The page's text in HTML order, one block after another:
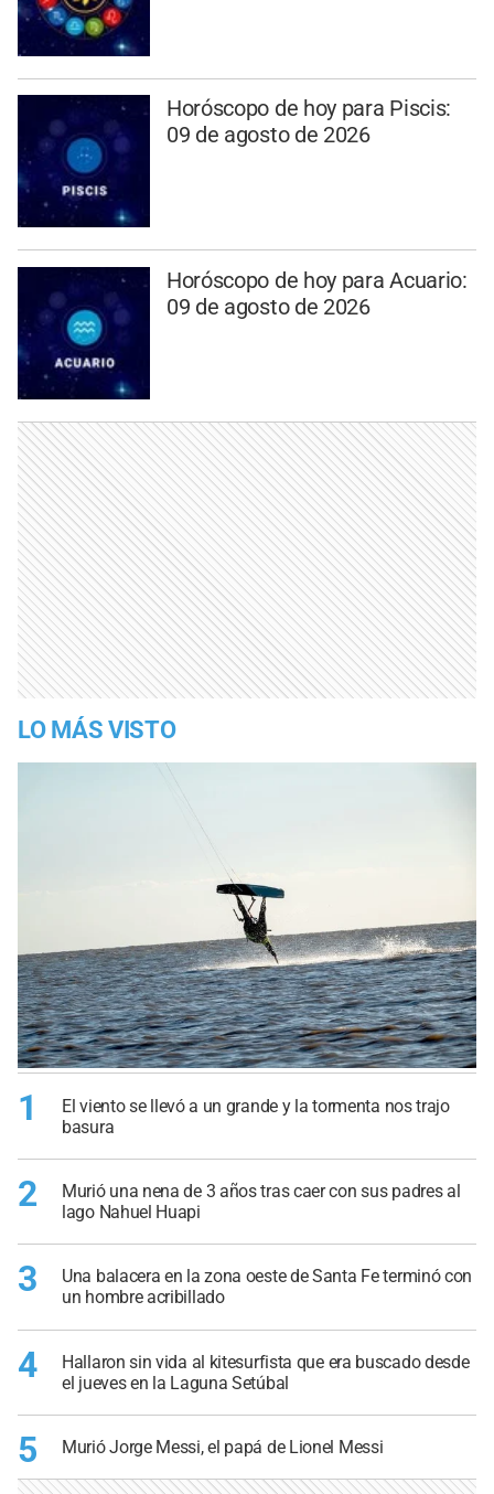
Horóscopo de hoy para Piscis:
09 de agosto de 2026
Horóscopo de hoy para Acuario:
09 de agosto de 2026
LO MÁS VISTO
1
El viento se llevó a un grande y la tormenta nos trajo
basura
2
Murió una nena de 3 años tras caer con sus padres al
lago Nahuel Huapi
3
Una balacera en la zona oeste de Santa Fe terminó con
un hombre acribillado
4
Hallaron sin vida al kitesurfista que era buscado desde
el jueves en la Laguna Setúbal
5 Murió Jorge Messi, el papá de Lionel Messi